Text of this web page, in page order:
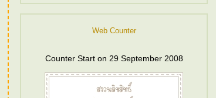
Web Counter
Counter Start on 29 September 2008